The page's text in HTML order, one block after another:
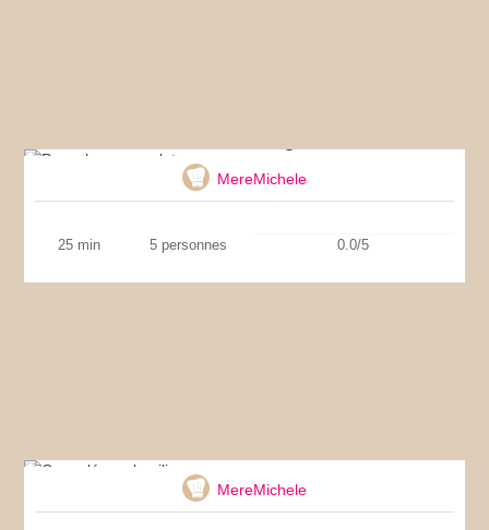
MereMichele
25 min 5 personnes 0.0/5
MereMichele